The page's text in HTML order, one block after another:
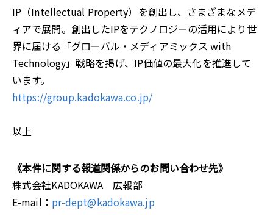
IP（Intellectual Property）を創出し、さまざまなメデ
ィアで展開。創出したIPをテクノロジーの活⽤により世
界に届ける「グローバル・メディアミックス with
Technology」戦略を掲げ、IP価値の最大化を推進して
います。
https://group.kadokawa.co.jp/
以上
《本件に関する報道関係からのお問い合わせ先》
株式会社KADOKAWA 広報部
E-mail： pr-dept@kadokawa.jp